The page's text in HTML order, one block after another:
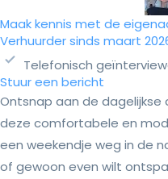
Maak kennis met de
Verhuurder sinds maart
Telefonisch
Stuur een bericht
Ontsnap aan de
deze comfortabele en
een weekendje weg in de
of gewoon even wilt